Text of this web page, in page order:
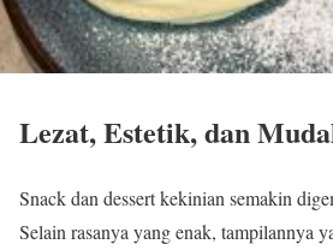
Lezat, Estetik, dan
Snack dan dessert kekinian semakin
Selain rasanya yang enak, tampilannya